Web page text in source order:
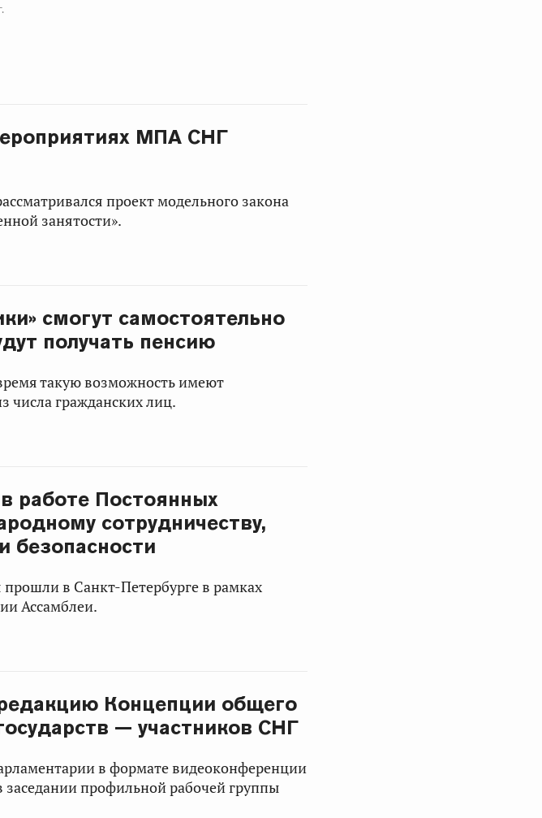
МПА СНГ
проект модельного закона
занятости».
смогут самостоятельно
получать пенсию
такую возможность имеют
числа гражданских лиц.
работе Постоянных
сотрудничеству,
безопасности
в Санкт-Петербурге в рамках
Ассамблеи.
Концепции общего
— участников СНГ
в формате видеоконференции
заседании профильной рабочей группы